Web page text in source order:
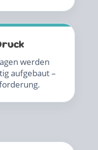
werden
aufgebaut –